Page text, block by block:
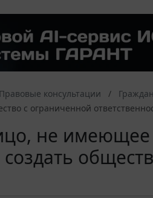
Правовые консультации
с ограниченной
не имеющее